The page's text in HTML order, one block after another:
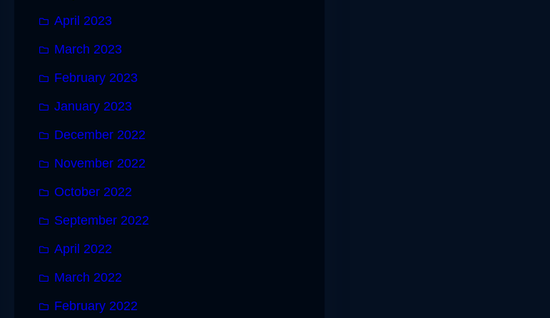
April 2023
March 2023
February 2023
January 2023
December 2022
November 2022
October 2022
September 2022
April 2022
March 2022
February 2022